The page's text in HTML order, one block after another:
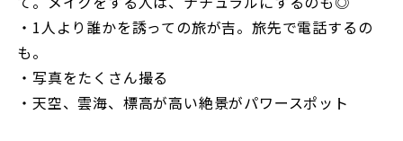
・1人より誰かを誘っての旅が吉。旅先で電話するの
も。
・写真をたくさん撮る
・天空、雲海、標高が高い絶景がパワースポット